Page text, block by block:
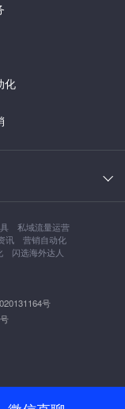
化
私域流量运营
讯
营销自动化
闪选海外达人
号